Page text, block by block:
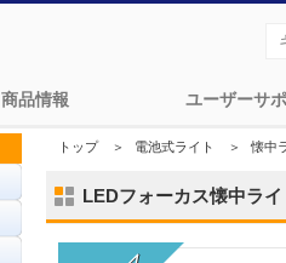
商品情報 ユーザーサ
トップ＞ 電池式ライト ＞ 懐中
LEDフォーカス懐中ラ